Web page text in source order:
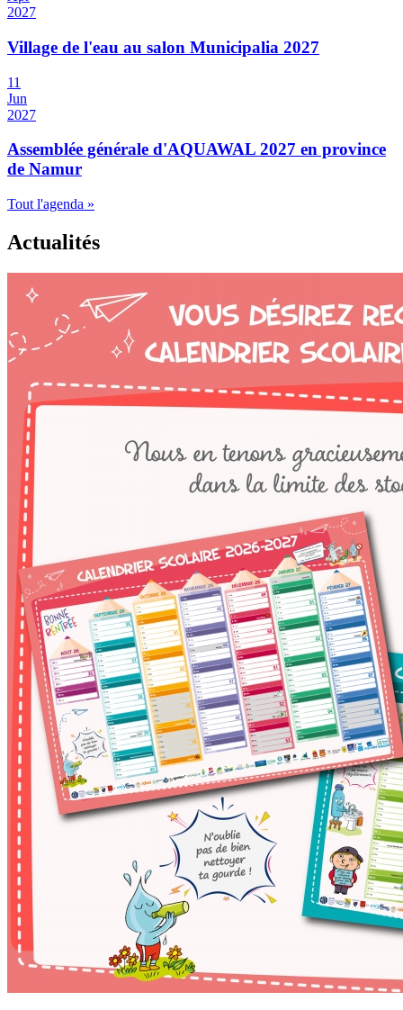
2027
Village de l'eau au salon Municipalia 2027
11
Jun
2027
Assemblée générale d'AQUAWAL 2027 en province
de Namur
Tout l'agenda »
Actualités